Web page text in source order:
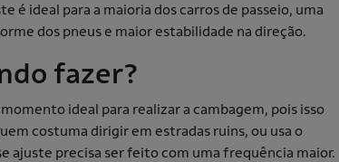
é ideal para a maioria dos carros de passeio, uma
dos pneus e maior estabilidade na direção.
fazer?
ideal para realizar a cambagem, pois isso
costuma dirigir em estradas ruins, ou usa o
ajuste precisa ser feito com uma frequência maior.